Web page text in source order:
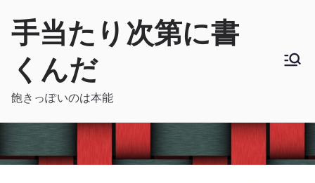
手当たり次第に書
くんだ
飽きっぽいのは本能